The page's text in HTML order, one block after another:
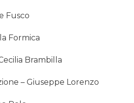
Fusco
Formica
Brambilla
– Giuseppe Lorenzo